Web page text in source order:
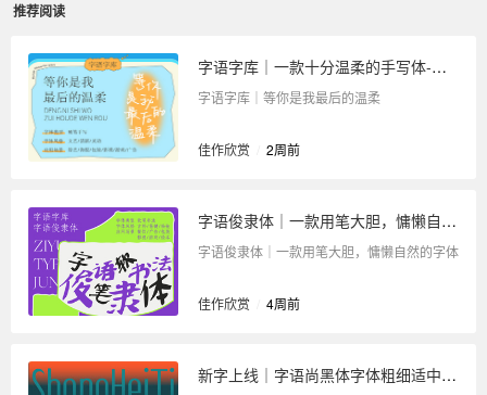
推荐阅读
字语字库｜一款十分温柔的手写体-等你是我最后的温柔
字语字库｜等你是我最后的温柔
佳作欣赏 2周前
字语俊隶体｜一款用笔大胆，慵懒自然的字体
字语俊隶体｜一款用笔大胆，慵懒自然的字体
佳作欣赏 4周前
新字上线｜字语尚黑体字体粗细适中，整体结构偏瘦高